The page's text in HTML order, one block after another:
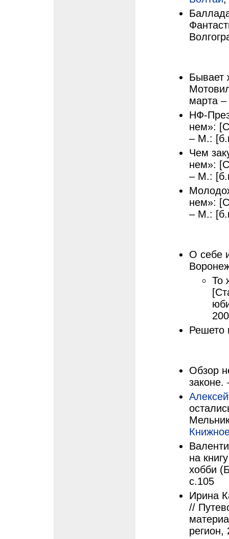
Бывает
марта –
НФ-
нем»:
– М.:
Чем
нем»:
– М.:
нем»:
– М.:
О себе
То
Решето
Обзор
на
хобби
с.105
Ирина
//
регион,